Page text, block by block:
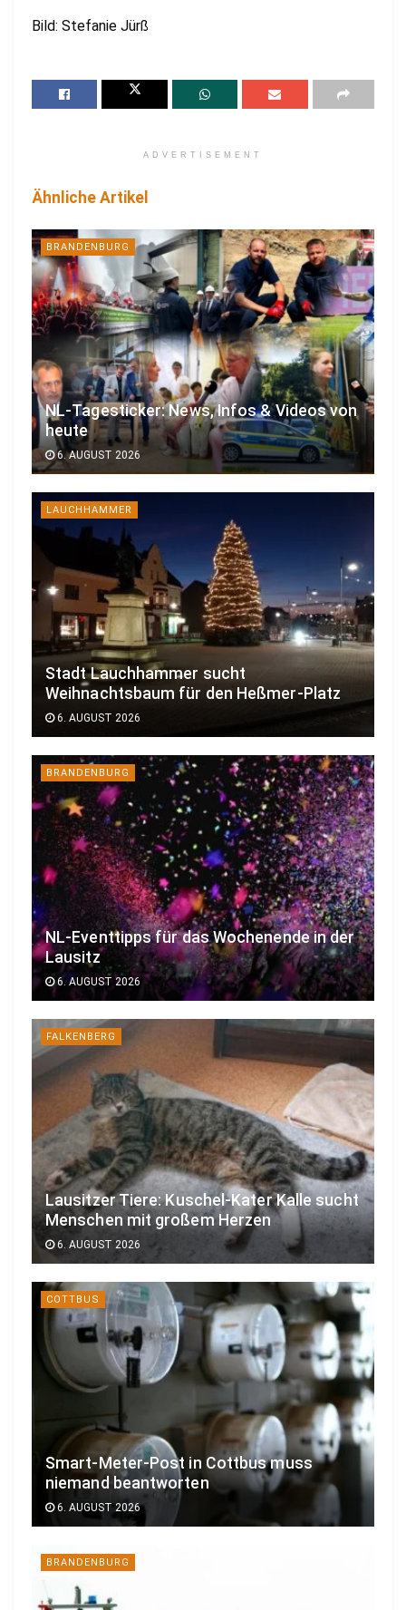
Bild: Stefanie Jürß
ADVERTISEMENT
Ähnliche Artikel
BRANDENBURG
NL-Tagesticker: News, Infos & Videos von
heute
6. AUGUST 2026
LAUCHHAMMER
Stadt Lauchhammer sucht
Weihnachtsbaum für den Heßmer-Platz
6. AUGUST 2026
BRANDENBURG
NL-Eventtipps für das Wochenende in der
Lausitz
6. AUGUST 2026
FALKENBERG
Lausitzer Tiere: Kuschel-Kater Kalle sucht
Menschen mit großem Herzen
6. AUGUST 2026
COTTBUS
Smart-Meter-Post in Cottbus muss
niemand beantworten
6. AUGUST 2026
BRANDENBURG